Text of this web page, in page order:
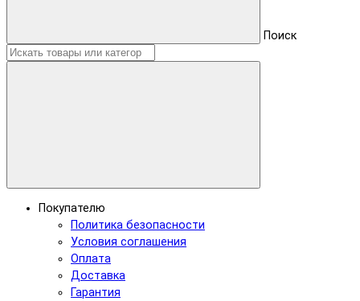
Поиск
Покупателю
Политика безопасности
Условия соглашения
Оплата
Доставка
Гарантия